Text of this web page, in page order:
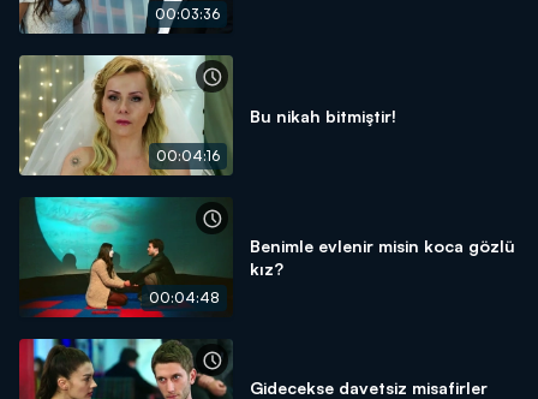
00:03:36
00:04:16
Bu nikah bitmiştir!
00:04:48
Benimle evlenir misin koca gözlü
kız?
Gidecekse davetsiz misafirler